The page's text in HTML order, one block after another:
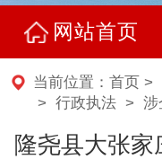
网站首页
当前位置： 首页 >
> 行政执法 > 涉
隆尧县大张